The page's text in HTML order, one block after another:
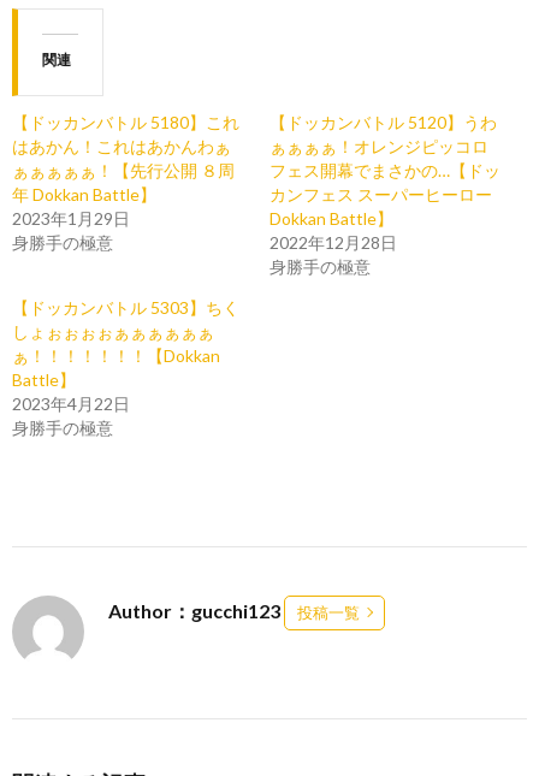
関連
【ドッカンバトル 5180】これ
はあかん！これはあかんわぁ
ぁぁぁぁぁ！【先行公開 ８周
年 Dokkan Battle】
2023年1月29日
身勝手の極意
【ドッカンバトル 5120】うわ
ぁぁぁぁ！オレンジピッコロ
フェス開幕でまさかの…【ドッ
カンフェス スーパーヒーロー
Dokkan Battle】
2022年12月28日
身勝手の極意
【ドッカンバトル 5303】ちく
しょぉぉぉぉぁぁぁぁぁぁ
ぁ！！！！！！！【Dokkan
Battle】
2023年4月22日
身勝手の極意
Author：gucchi123 投稿一覧